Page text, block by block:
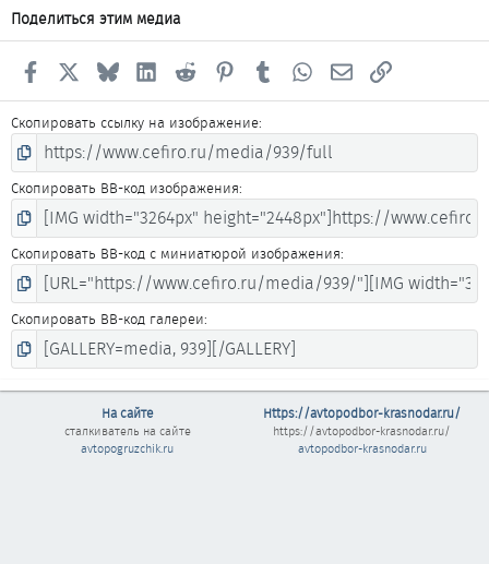
Поделиться этим медиа
Facebook Bluesky LinkedInReddit PinterestTumblr WhatsAppЭлектронная почта
Ссылка
Скопировать ссылку на изображение
Скопировать BB-код изображения
Скопировать BB-код с миниатюрой изображения
Скопировать BB-код галереи
На сайте
сталкиватель на сайте
avtopogruzchik.ru
Https://avtopodbor-krasnodar.ru/
https://avtopodbor-krasnodar.ru/
avtopodbor-krasnodar.ru